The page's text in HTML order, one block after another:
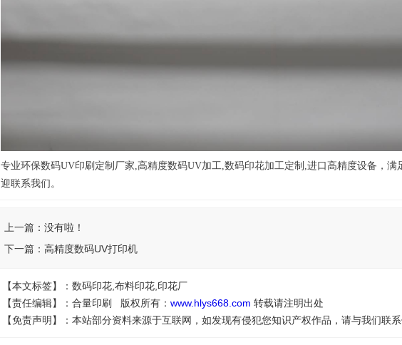
专业环保数码UV印刷定制厂家,高精度数码UV加工,数码印花加工定制,进口高精度设备，
迎联系我们。
上一篇： 没有啦！
下一篇： 高精度数码UV打印机
【本文标签】：数码印花,布料印花,印花厂
【责任编辑】：合量印刷 版权所有： www.hlys668.com 转载请注明出处
【免责声明】：本站部分资料来源于互联网，如发现有侵犯您知识产权作品，请与我们联